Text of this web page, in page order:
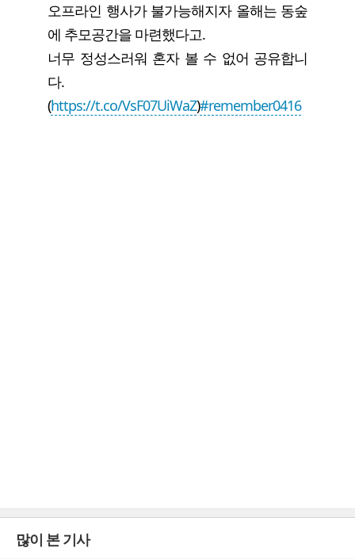
오프라인 행사가 불가능해지자 올해는 동숲
에 추모공간을 마련했다고.
너무 정성스러워 혼자 볼 수 없어 공유합니
다.
(https://t.co/VsF07UiWaZ)#remember0416
많이 본 기사